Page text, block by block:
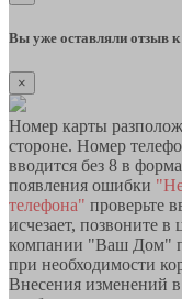
Вы уже оставляли отзыв к
×
Номер карты
стороне. Номер
вводится без 8 в
появления ошибки
телефона" проверьте
исчезает, позвоните
компании "Ваш Дом"
при необходимости
Внесения изменений